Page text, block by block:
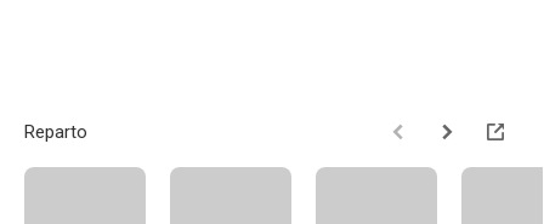
Reparto